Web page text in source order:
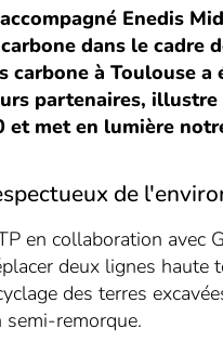
Enedis
dans le cadre
carbone à Toulouse
partenaires,
met en lumière
de
en collaboration avec
deux lignes haute
des terres
remorque.